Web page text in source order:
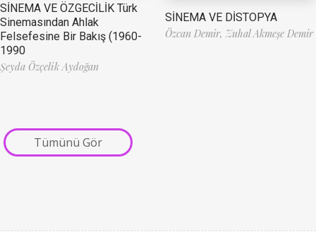
SİNEMA VE ÖZGECİLİK Türk
Sinemasından Ahlak
Felsefesine Bir Bakış (1960-
1990
Şeyda Özçelik Aydoğan
SİNEMA VE DİSTOPYA
Özcan Demir, Zuhal Akmeşe Demir
Tümünü Gör